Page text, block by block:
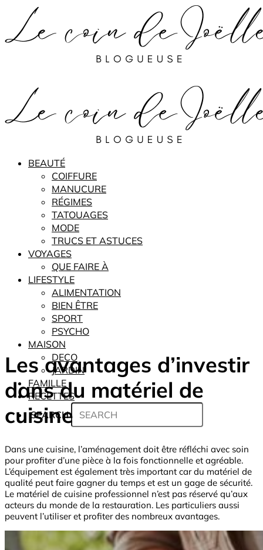
BEAUTÉ
COIFFURE
MANUCURE
RÉGIMES
TATOUAGES
MODE
TRUCS ET ASTUCES
VOYAGES
QUE FAIRE À
LIFESTYLE
ALIMENTATION
BIEN ÊTRE
SPORT
PSYCHO
MAISON
DECO
JARDIN
FAMILLE
RECETTES
SEARCH
Les avantages d’investir
dans du matériel de
cuisine
Dans une cuisine, l’aménagement doit être réfléchi avec soin
pour profiter d’une pièce à la fois fonctionnelle et agréable.
L’équipement est également très important car du matériel de
qualité peut faire gagner du temps et est un gage de sécurité.
Le matériel de cuisine professionnel n’est pas réservé qu’aux
acteurs du monde de la restauration. Les particuliers aussi
peuvent l’utiliser et profiter des nombreux avantages.